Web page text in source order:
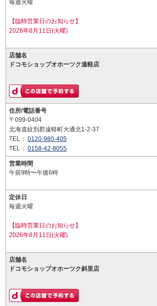
毎週火曜
【臨時営業日のお知らせ】
2026年8月11日(火曜)
店舗名
ドコモショップオホーツク遠軽店
住所/電話番号
〒099-0404
北海道紋別郡遠軽町大通北1-2-37
TEL： 0120-980-405
TEL： 0158-42-8055
営業時間
午前9時〜午後6時
定休日
毎週火曜
【臨時営業日のお知らせ】
2026年8月11日(火曜)
店舗名
ドコモショップオホーツク斜里店